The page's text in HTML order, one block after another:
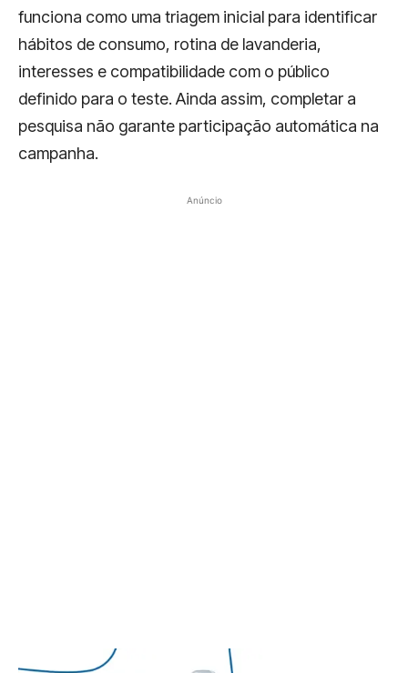
funciona como uma triagem inicial para identificar
hábitos de consumo, rotina de lavanderia,
interesses e compatibilidade com o público
definido para o teste. Ainda assim, completar a
pesquisa não garante participação automática na
campanha.
Anúncio